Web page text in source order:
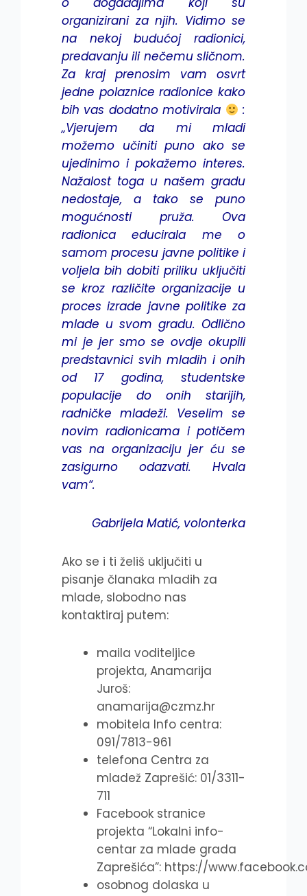
organizirani za njih. Vidimo se
na nekoj budućoj radionici,
predavanju ili nečemu sličnom.
Za kraj prenosim vam osvrt
jedne polaznice radionice kako
bih vas dodatno motivirala
:
„Vjerujem da mi mladi
možemo učiniti puno ako se
ujedinimo i pokažemo interes.
Nažalost toga u našem gradu
nedostaje, a tako se puno
mogućnosti pruža. Ova
radionica educirala me o
samom procesu javne politike i
voljela bih dobiti priliku uključiti
se kroz različite organizacije u
proces izrade javne politike za
mlade u svom gradu. Odlično
mi je jer smo se ovdje okupili
predstavnici svih mladih i onih
od 17 godina, studentske
populacije do onih starijih,
radničke mladeži. Veselim se
novim radionicama i potičem
vas na organizaciju jer ću se
zasigurno odazvati. Hvala
vam“.
Gabrijela Matić, volonterka
Ako se i ti želiš uključiti u
pisanje članaka mladih za
mlade, slobodno nas
kontaktiraj putem:
maila voditeljice
projekta, Anamarija
Juroš:
anamarija@czmz.hr
mobitela Info centra:
091/7813-961
telefona Centra za
mladež Zaprešić: 01/3311-
711
Facebook stranice
projekta “Lokalni info-
centar za mlade grada
Zaprešića”: https://
osobnog dolaska u